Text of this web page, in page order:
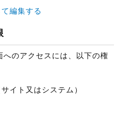
編集する
のアクセスには、以下の権
イト又はシステム）